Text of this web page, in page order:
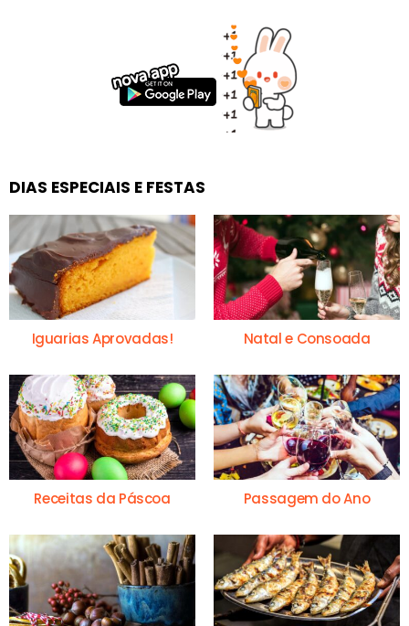
DIAS ESPECIAIS E FESTAS
Iguarias Aprovadas! Natal e Consoada
Receitas da Páscoa Passagem do Ano